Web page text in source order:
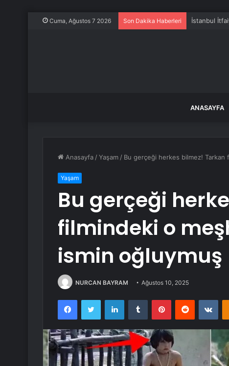
Cuma, Ağustos 7 2026 Son Dakika Haberleri İstanbul
ANASAYFA
Anasayfa /Yaşam / Bu gerçeği herkes bilmez!
Yaşam
Bu gerçeği
filmindeki o
ismin oğluymuş
NURCAN BAYRAM Ağustos 10, 2025
FacebookTwitter LinkedInTumblr PinterestReddit